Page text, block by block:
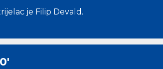
je Filip Devald .